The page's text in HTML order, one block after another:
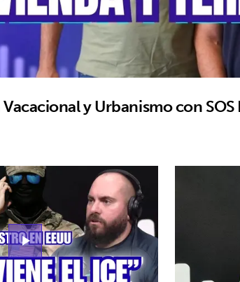
y Urbanismo con
play_arrow